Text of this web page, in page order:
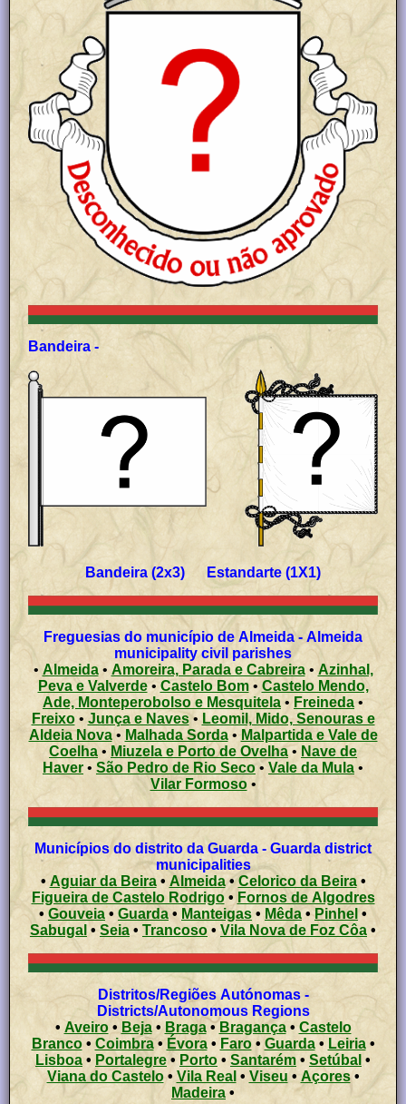
Bandeira -
Bandeira (2x3) Estandarte (1X1)
Freguesias do município de Almeida - Almeida
municipality civil parishes
• Almeida• Amoreira, Parada e Cabreira• Azinhal,
Peva e Valverde• Castelo Bom• Castelo Mendo,
Ade, Monteperobolso e Mesquitela • Freineda •
Freixo• Junça e Naves • Leomil, Mido, Senouras e
Aldeia Nova• Malhada Sorda• Malpartida e Vale de
Coelha • Miuzela e Porto de Ovelha• Nave de
Haver • São Pedro de Rio Seco • Vale da Mula •
Vilar Formoso•
Municípios do distrito da Guarda - Guarda district
municipalities
• Aguiar da Beira• Almeida•Celorico da Beira•
Figueira de Castelo Rodrigo• Fornos de Algodres
• Gouveia • Guarda • Manteigas • Mêda•Pinhel •
Sabugal • Seia • Trancoso • Vila Nova de Foz Côa •
Distritos/Regiões Autónomas -
Districts/Autonomous Regions
• Aveiro• Beja• Braga• Bragança•Castelo
Branco• Coimbra• Évora• Faro• Guarda• Leiria•
Lisboa • Portalegre • Porto • Santarém • Setúbal •
Viana do Castelo• Vila Real • Viseu • Açores •
Madeira •